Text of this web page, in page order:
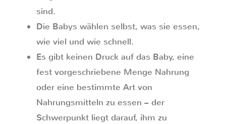
sind.
Die Babys wählen selbst, was sie essen,
wie viel und wie schnell.
Es gibt keinen Druck auf das Baby, eine
fest vorgeschriebene Menge Nahrung
oder eine bestimmte Art von
Nahrungsmitteln zu essen – der
Schwerpunkt liegt darauf, ihm zu